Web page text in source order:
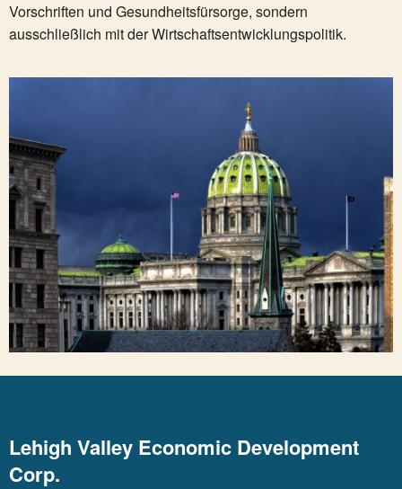
Vorschriften und Gesundheitsfürsorge, sondern
ausschließlich mit der Wirtschaftsentwicklungspolitik.
Lehigh Valley Economic Development
Corp.